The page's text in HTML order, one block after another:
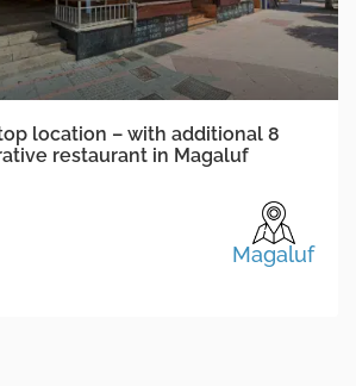
location – with additional 8
restaurant in Magaluf
Magaluf